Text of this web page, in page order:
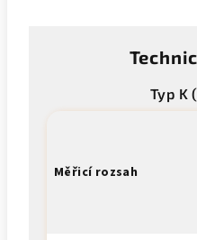
Typ K
Měřicí rozsah